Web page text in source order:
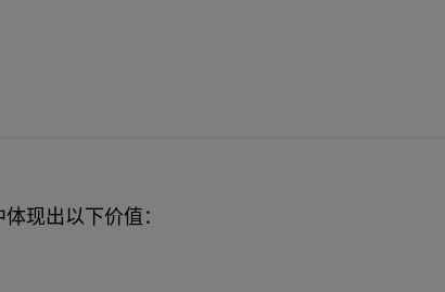
现出以下价值：